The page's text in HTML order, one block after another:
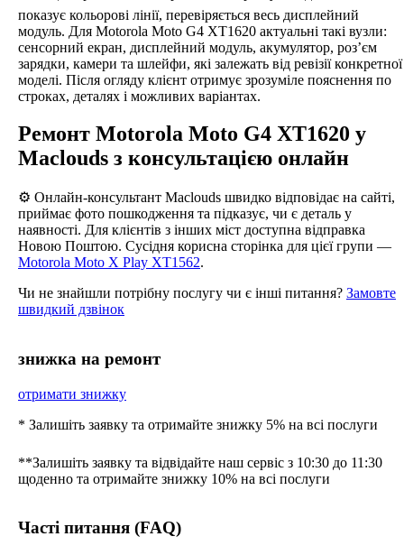
показує кольорові лінії, перевіряється весь дисплейний
модуль. Для Motorola Moto G4 XT1620 актуальні такі вузли:
сенсорний екран, дисплейний модуль, акумулятор, роз’єм
зарядки, камери та шлейфи, які залежать від ревізії конкретної
моделі. Після огляду клієнт отримує зрозуміле пояснення по
строках, деталях і можливих варіантах.
Ремонт Motorola Moto G4 XT1620 у
Maclouds з консультацією онлайн
⚙️ Онлайн-консультант Maclouds швидко відповідає на сайті,
приймає фото пошкодження та підказує, чи є деталь у
наявності. Для клієнтів з інших міст доступна відправка
Новою Поштою. Сусідня корисна сторінка для цієї групи —
Motorola Moto X Play XT1562.
Чи не знайшли потрібну послугу чи є інші питання? Замовте
швидкий дзвінок
знижка на ремонт
отримати знижку
* Залишіть заявку та отримайте знижку 5% на всі послуги
**Залишіть заявку та відвідайте наш сервіс з 10:30 до 11:30
щоденно та отримайте знижку 10% на всі послуги
Часті питання (FAQ)